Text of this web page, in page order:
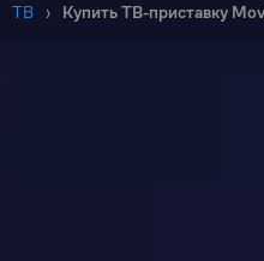
ТВ › Купить ТВ-приставку